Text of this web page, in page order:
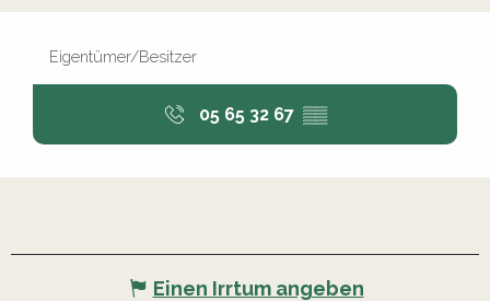
Eigentümer/Besitzer
05 65 32 67 ▒▒
Einen Irrtum angeben